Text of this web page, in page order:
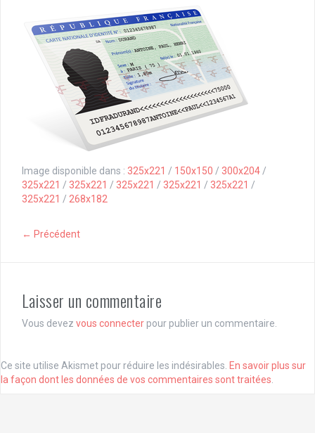
Image disponible dans : 325x221 / 150x150 / 300x204 /
325x221 / 325x221 / 325x221 / 325x221 / 325x221 /
325x221 / 268x182
← Précédent
Laisser un commentaire
Vous devez vous connecter pour publier un commentaire.
Ce site utilise Akismet pour réduire les indésirables. En savoir plus sur
la façon dont les données de vos commentaires sont traitées